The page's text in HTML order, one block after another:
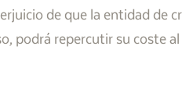
de que la entidad de
podrá repercutir su coste